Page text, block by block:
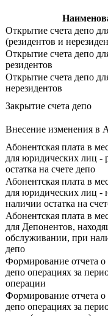
Открытие счета депо
(резидентов и
Открытие счета депо
резидентов
Открытие счета депо
нерезидентов
Закрытие счета депо
Внесение изменения в
Абонентская плата в
для юридических лиц -
остатка на счете депо
Абонентская плата в
для юридических лиц -
наличии остатка на
Абонентская плата в
для Депонентов,
обслуживании, при
депо
Формирование отчета
депо операциях за
операции
Формирование отчета
депо операциях за